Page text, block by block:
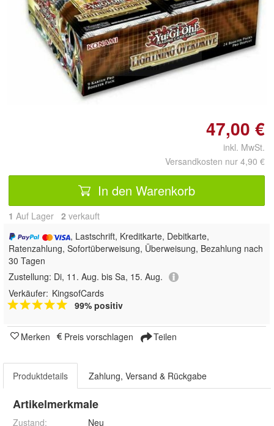
Doppelt antippen zum
vergrößern
47,00 €
inkl. MwSt.
Versandkosten nur 4,90 €
In den Warenkorb
1 Auf Lager 2 verkauft
, Lastschrift, Kreditkarte, Debitkarte,
Ratenzahlung, Sofortüberweisung, Überweisung, Bezahlung nach
30 Tagen
Zustellung: Di, 11. Aug. bis Sa, 15. Aug.
Verkäufer: KingsofCards
99% positiv
Merken Preis vorschlagen Teilen
Produktdetails Zahlung, Versand & Rückgabe
Artikelmerkmale
Zustand:
Neu